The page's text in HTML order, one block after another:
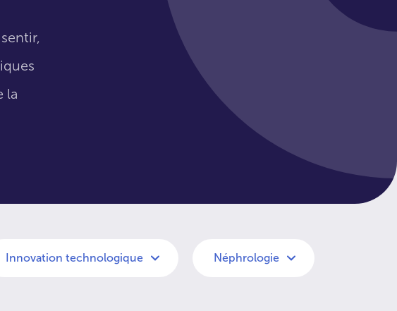
la
Innovation technologique Néphrologie